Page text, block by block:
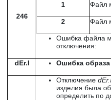
246
1 Файл
2 Файл
Ошибка файла
отключения:
dEr.I Ошибка
Отключение dEr.
изделия была
определить по